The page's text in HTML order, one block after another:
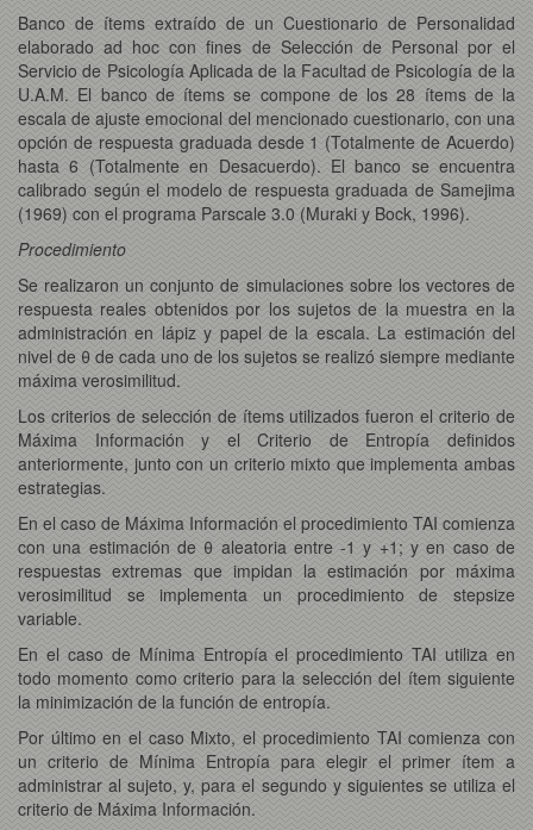
Banco de ítems extraído de un Cuestionario de Personalidad
elaborado ad hoc con fines de Selección de Personal por el
Servicio de Psicología Aplicada de la Facultad de Psicología de la
U.A.M. El banco de ítems se compone de los 28 ítems de la
escala de ajuste emocional del mencionado cuestionario, con una
opción de respuesta graduada desde 1 (Totalmente de Acuerdo)
hasta 6 (Totalmente en Desacuerdo). El banco se encuentra
calibrado según el modelo de respuesta graduada de Samejima
(1969) con el programa Parscale 3.0 (Muraki y Bock, 1996).
Procedimiento
Se realizaron un conjunto de simulaciones sobre los vectores de
respuesta reales obtenidos por los sujetos de la muestra en la
administración en lápiz y papel de la escala. La estimación del
nivel de θ de cada uno de los sujetos se realizó siempre mediante
máxima verosimilitud.
Los criterios de selección de ítems utilizados fueron el criterio de
Máxima Información y el Criterio de Entropía definidos
anteriormente, junto con un criterio mixto que implementa ambas
estrategias.
En el caso de Máxima Información el procedimiento TAI comienza
con una estimación de θ aleatoria entre -1 y +1; y en caso de
respuestas extremas que impidan la estimación por máxima
verosimilitud se implementa un procedimiento de stepsize
variable.
En el caso de Mínima Entropía el procedimiento TAI utiliza en
todo momento como criterio para la selección del ítem siguiente
la minimización de la función de entropía.
Por último en el caso Mixto, el procedimiento TAI comienza con
un criterio de Mínima Entropía para elegir el primer ítem a
administrar al sujeto, y, para el segundo y siguientes se utiliza el
criterio de Máxima Información.